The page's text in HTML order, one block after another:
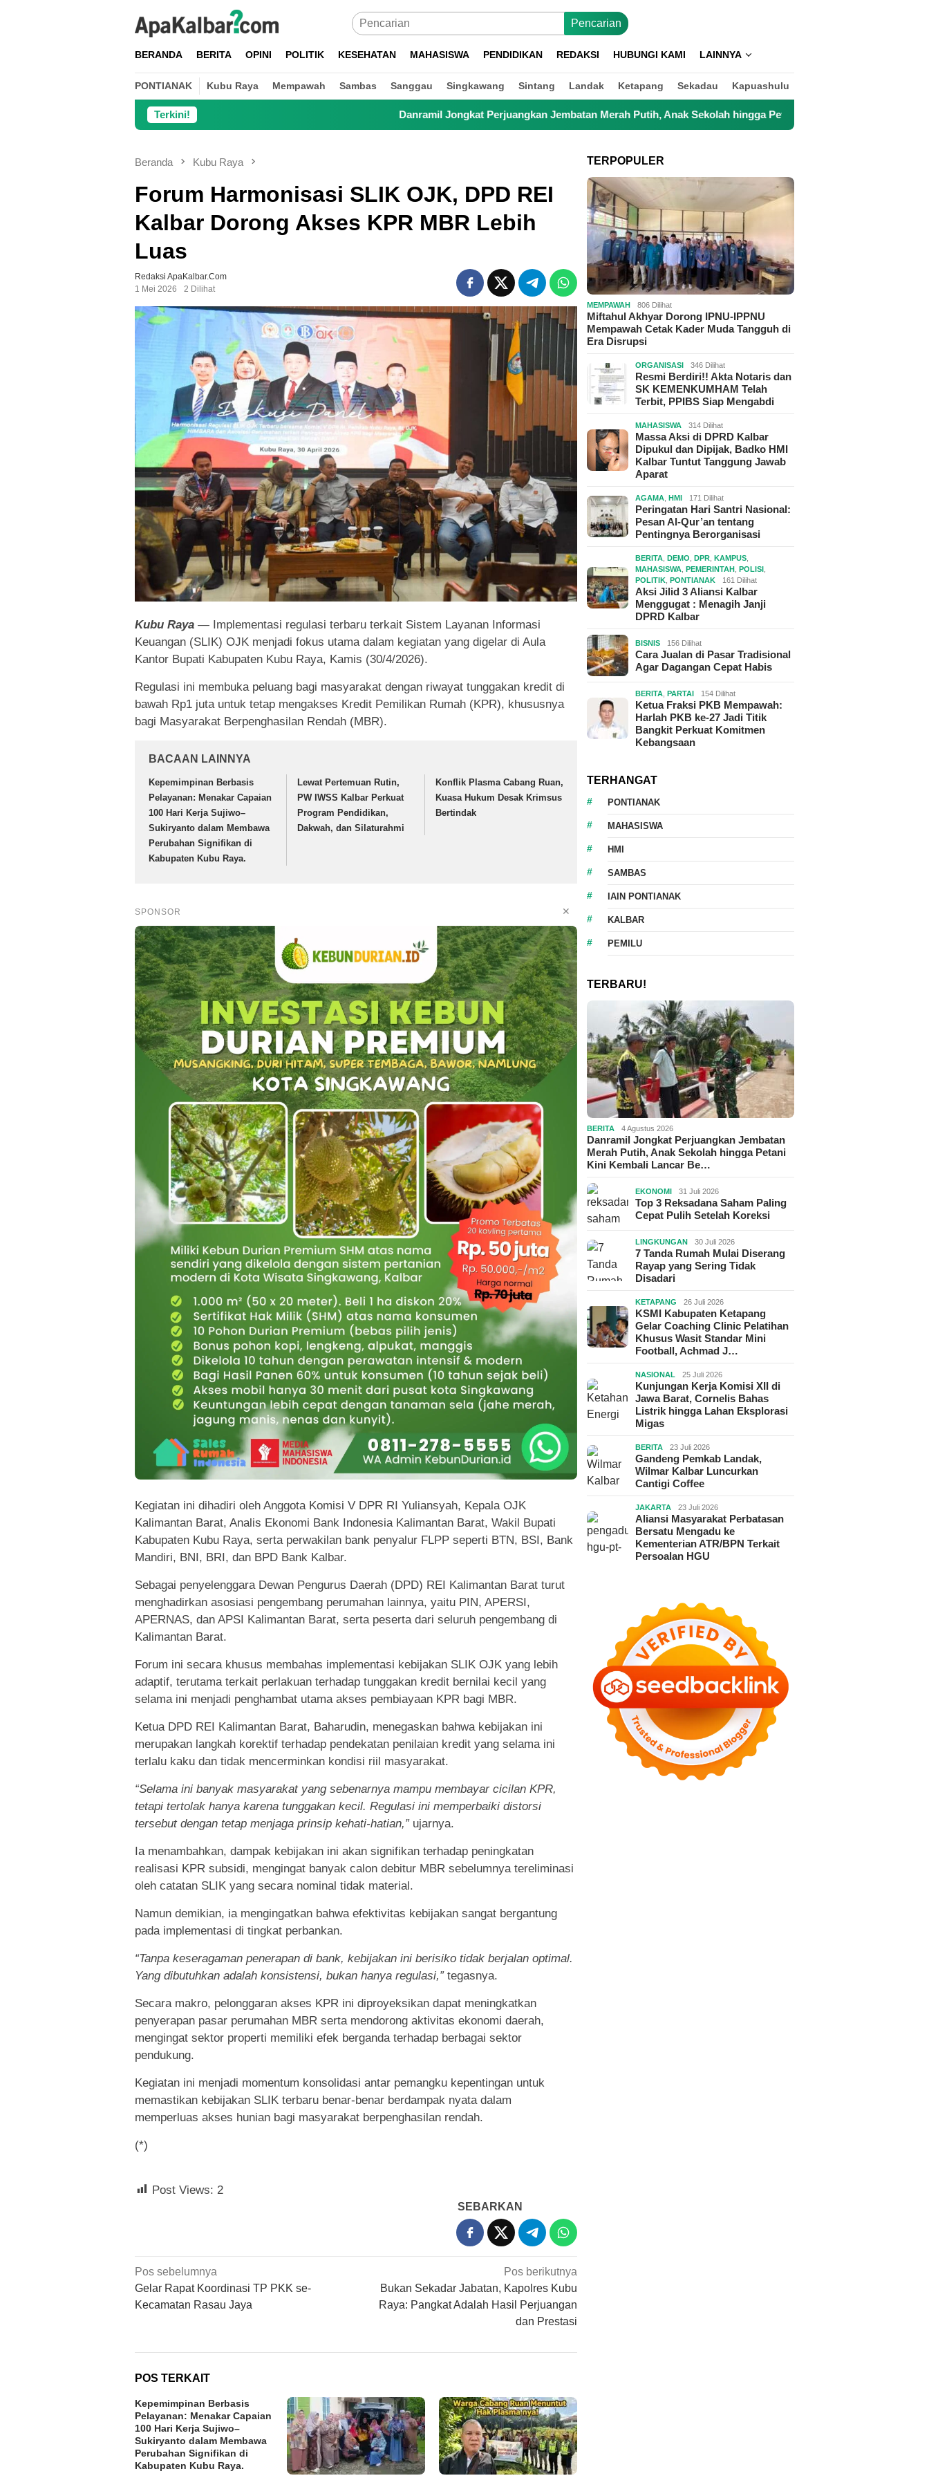
Pencarian
BERANDA BERITA OPINI POLITIK KESEHATAN MAHASISWA PENDIDIKAN REDAKSI HUBUNGI KAMI LAINNYA
PONTIANAK Kubu Raya Mempawah Sambas Sanggau Singkawang Sintang Landak Ketapang Sekadau Kapuashulu
Terkini! Danramil Jongkat Perjuangkan Jembatan Merah Putih, Anak Sekolah hingga Petani Kini Kembali Lancar Beraktivitas
Beranda Kubu Raya
Forum Harmonisasi SLIK OJK, DPD REI
Kalbar Dorong Akses KPR MBR Lebih
Luas
Redaksi ApaKalbar.com
1 Mei 2026
2 Dilihat
Kubu Raya — Implementasi regulasi terbaru terkait Sistem Layanan Informasi
Keuangan (SLIK) OJK menjadi fokus utama dalam kegiatan yang digelar di Aula
Kantor Bupati Kabupaten Kubu Raya, Kamis (30/4/2026).
Regulasi ini membuka peluang bagi masyarakat dengan riwayat tunggakan kredit di
bawah Rp1 juta untuk tetap mengakses Kredit Pemilikan Rumah (KPR), khususnya
bagi Masyarakat Berpenghasilan Rendah (MBR).
BACAAN LAINNYA
Kepemimpinan Berbasis
Pelayanan: Menakar Capaian
100 Hari Kerja Sujiwo–
Sukiryanto dalam Membawa
Perubahan Signifikan di
Kabupaten Kubu Raya.
Lewat Pertemuan Rutin,
PW IWSS Kalbar Perkuat
Program Pendidikan,
Dakwah, dan Silaturahmi
Konflik Plasma Cabang Ruan,
Kuasa Hukum Desak Krimsus
Bertindak
SPONSOR ✕
Kegiatan ini dihadiri oleh Anggota Komisi V DPR RI Yuliansyah, Kepala OJK
Kalimantan Barat, Analis Ekonomi Bank Indonesia Kalimantan Barat, Wakil Bupati
Kabupaten Kubu Raya, serta perwakilan bank penyalur FLPP seperti BTN, BSI, Bank
Mandiri, BNI, BRI, dan BPD Bank Kalbar.
Sebagai penyelenggara Dewan Pengurus Daerah (DPD) REI Kalimantan Barat turut
menghadirkan asosiasi pengembang perumahan lainnya, yaitu PIN, APERSI,
APERNAS, dan APSI Kalimantan Barat, serta peserta dari seluruh pengembang di
Kalimantan Barat.
Forum ini secara khusus membahas implementasi kebijakan SLIK OJK yang lebih
adaptif, terutama terkait perlakuan terhadap tunggakan kredit bernilai kecil yang
selama ini menjadi penghambat utama akses pembiayaan KPR bagi MBR.
Ketua DPD REI Kalimantan Barat, Baharudin, menegaskan bahwa kebijakan ini
merupakan langkah korektif terhadap pendekatan penilaian kredit yang selama ini
terlalu kaku dan tidak mencerminkan kondisi riil masyarakat.
“Selama ini banyak masyarakat yang sebenarnya mampu membayar cicilan KPR,
tetapi tertolak hanya karena tunggakan kecil. Regulasi ini memperbaiki distorsi
tersebut dengan tetap menjaga prinsip kehati-hatian,”ujarnya.
Ia menambahkan, dampak kebijakan ini akan signifikan terhadap peningkatan
realisasi KPR subsidi, mengingat banyak calon debitur MBR sebelumnya tereliminasi
oleh catatan SLIK yang secara nominal tidak material.
Namun demikian, ia mengingatkan bahwa efektivitas kebijakan sangat bergantung
pada implementasi di tingkat perbankan.
“Tanpa keseragaman penerapan di bank, kebijakan ini berisiko tidak berjalan optimal.
Yang dibutuhkan adalah konsistensi, bukan hanya regulasi,”tegasnya.
Secara makro, pelonggaran akses KPR ini diproyeksikan dapat meningkatkan
penyerapan pasar perumahan MBR serta mendorong aktivitas ekonomi daerah,
mengingat sektor properti memiliki efek berganda terhadap berbagai sektor
pendukung.
Kegiatan ini menjadi momentum konsolidasi antar pemangku kepentingan untuk
memastikan kebijakan SLIK terbaru benar-benar berdampak nyata dalam
memperluas akses hunian bagi masyarakat berpenghasilan rendah.
(*)
Post Views: 2
SEBARKAN
Navigasi
pos
Pos sebelumnya
Gelar Rapat Koordinasi TP PKK se-
Kecamatan Rasau Jaya
Pos berikutnya
Bukan Sekadar Jabatan, Kapolres Kubu
Raya: Pangkat Adalah Hasil Perjuangan
dan Prestasi
POS TERKAIT
Kepemimpinan Berbasis
Pelayanan: Menakar Capaian
100 Hari Kerja Sujiwo–
Sukiryanto dalam Membawa
Perubahan Signifikan di
Kabupaten Kubu Raya.
TERPOPULER
MEMPAWAH 806 Dilihat
Miftahul Akhyar Dorong IPNU-IPPNU
Mempawah Cetak Kader Muda Tangguh di
Era Disrupsi
ORGANISASI 346 Dilihat
Resmi Berdiri!! Akta Notaris dan
SK KEMENKUMHAM Telah
Terbit, PPIBS Siap Mengabdi
MAHASISWA 314 Dilihat
Massa Aksi di DPRD Kalbar
Dipukul dan Dipijak, Badko HMI
Kalbar Tuntut Tanggung Jawab
Aparat
AGAMA ,HMI 171 Dilihat
Peringatan Hari Santri Nasional:
Pesan Al-Qur’an tentang
Pentingnya Berorganisasi
BERITA ,DEMO ,DPR ,KAMPUS
MAHASISWA ,PEMERINTAH ,POLISI
POLITIK ,PONTIANAK 161 Dilihat
Aksi Jilid 3 Aliansi Kalbar
Menggugat : Menagih Janji
DPRD Kalbar
BISNIS 156 Dilihat
Cara Jualan di Pasar Tradisional
Agar Dagangan Cepat Habis
BERITA ,PARTAI 154 Dilihat
Ketua Fraksi PKB Mempawah:
Harlah PKB ke-27 Jadi Titik
Bangkit Perkuat Komitmen
Kebangsaan
TERHANGAT
PONTIANAK
MAHASISWA
HMI
SAMBAS
IAIN PONTIANAK
KALBAR
PEMILU
TERBARU!
BERITA 4 Agustus 2026
Danramil Jongkat Perjuangkan Jembatan
Merah Putih, Anak Sekolah hingga Petani
Kini Kembali Lancar Be…
EKONOMI 31 Juli 2026
Top 3 Reksadana Saham Paling
Cepat Pulih Setelah Koreksi
LINGKUNGAN 30 Juli 2026
7 Tanda Rumah Mulai Diserang
Rayap yang Sering Tidak
Disadari
KETAPANG 26 Juli 2026
KSMI Kabupaten Ketapang
Gelar Coaching Clinic Pelatihan
Khusus Wasit Standar Mini
Football, Achmad J…
NASIONAL 25 Juli 2026
Kunjungan Kerja Komisi XII di
Jawa Barat, Cornelis Bahas
Listrik hingga Lahan Eksplorasi
Migas
BERITA 23 Juli 2026
Gandeng Pemkab Landak,
Wilmar Kalbar Luncurkan
Cantigi Coffee
JAKARTA 23 Juli 2026
Aliansi Masyarakat Perbatasan
Bersatu Mengadu ke
Kementerian ATR/BPN Terkait
Persoalan HGU